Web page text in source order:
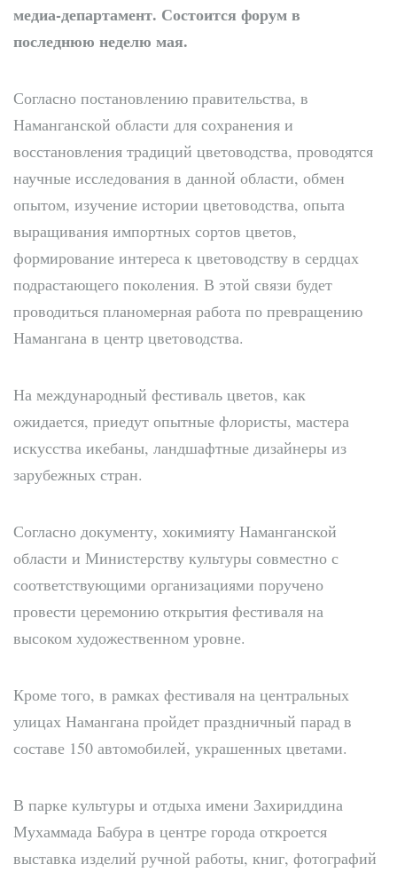
медиа-департамент. Состоится форум в
последнюю неделю мая.
Согласно постановлению правительства, в
Наманганской области для сохранения и
восстановления традиций цветоводства, проводятся
научные исследования в данной области, обмен
опытом, изучение истории цветоводства, опыта
выращивания импортных сортов цветов,
формирование интереса к цветоводству в сердцах
подрастающего поколения. В этой связи будет
проводиться планомерная работа по превращению
Намангана в центр цветоводства.
На международный фестиваль цветов, как
ожидается, приедут опытные флористы, мастера
искусства икебаны, ландшафтные дизайнеры из
зарубежных стран.
Согласно документу, хокимияту Наманганской
области и Министерству культуры совместно с
соответствующими организациями поручено
провести церемонию открытия фестиваля на
высоком художественном уровне.
Кроме того, в рамках фестиваля на центральных
улицах Намангана пройдет праздничный парад в
составе 150 автомобилей, украшенных цветами.
В парке культуры и отдыха имени Захириддина
Мухаммада Бабура в центре города откроется
выставка изделий ручной работы, книг, фотографий